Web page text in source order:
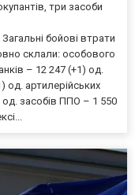
три засоби
бойові втрати
склали: особового
– 12 247 (+1) од.
од. артилерійських
засобів ППО – 1 550